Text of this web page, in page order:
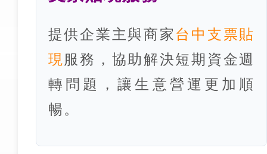
提供企業主與商家 台中支票貼
現服務，協助解決短期資金週
轉問題，讓生意營運更加順
暢。